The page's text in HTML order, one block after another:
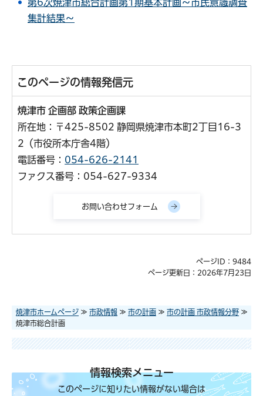
第6次焼津市総合計画第1期基本計画～市民意識調査
集計結果～
このページの情報発信元
焼津市 企画部 政策企画課
所在地：〒425-8502 静岡県焼津市本町2丁目16-3
2（市役所本庁舎4階）
電話番号： 054-626-2141
ファクス番号：054-627-9334
ページID：9484
ページ更新日：2026年7月23日
焼津市ホームページ ≫ 市政情報 ≫ 市の計画 ≫ 市の計画 市政情報分野 ≫
焼津市総合計画
情報検索メニュー
このページに知りたい情報がない場合は